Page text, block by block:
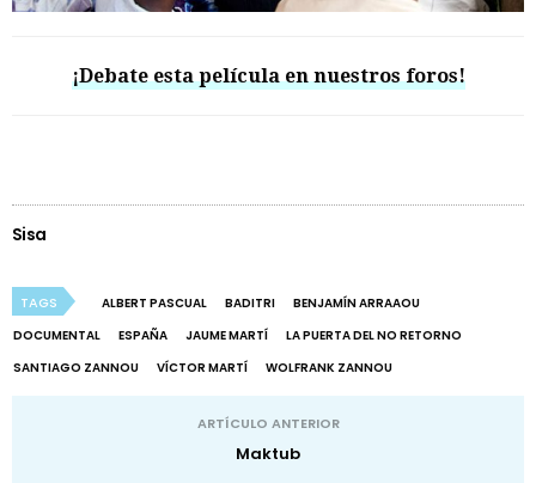
¡Debate esta película en nuestros foros!
Sisa
TAGS ALBERT PASCUAL BADITRI
BENJAMÍN ARRAAOU
DOCUMENTAL
ESPAÑA JAUME MARTÍ
LA PUERTA DEL NO RETORNO
SANTIAGO ZANNOU
VÍCTOR MARTÍ WOLFRANK ZANNOU
ARTÍCULO ANTERIOR
Maktub